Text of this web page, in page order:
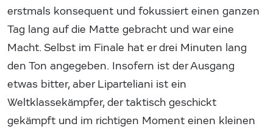
erstmals konsequent und fokussiert einen ganzen
Tag lang auf die Matte gebracht und war eine
Macht. Selbst im Finale hat er drei Minuten lang
den Ton angegeben. Insofern ist der Ausgang
etwas bitter, aber Liparteliani ist ein
Weltklassekämpfer, der taktisch geschickt
gekämpft und im richtigen Moment einen kleinen